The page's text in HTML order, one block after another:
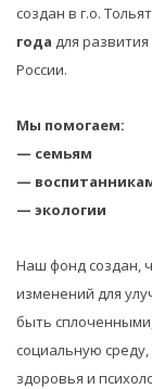
создан в г.о.
года для
России.
Мы помогаем:
— семьям
—
— экологии
Наш фонд создан,
изменений для
быть
социальную
здоровья и